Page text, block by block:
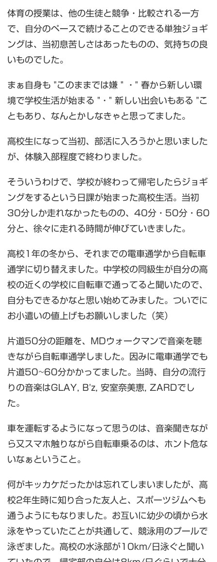
体育の授業は、他の生徒と競争・比較される一方
で、自分のペースで続けることのできる単独ジョギ
ングは、当初息苦しさはあったものの、気持ちの良
いものでした。
まぁ自身も "このままでは嫌 " ・" 春から新しい環
境で学校生活が始まる "・" 新しい出会いもある "こ
ともあり、なんとかしなきゃと思ってました。
高校生になって当初、部活に入ろうかと思いました
が、体験入部程度で終わりました。
そういうわけで、学校が終わって帰宅したらジョギ
ングをするという日課が始まった高校生活。当初
30分しか走れなかったものの、40分・50分・60
分と、徐々に走れる時間が伸びていきました。
高校1年の冬から、それまでの電車通学から自転車
通学に切り替えました。中学校の同級生が自分の高
校の近くの学校に自転車で通ってると聞いたので、
自分もできるかなと思い始めてみました。ついでに
お小遣いの値上げもお願いしました（笑）
片道50分の距離を、MDウォークマンで音楽を聴
きながら自転車通学しました。因みに電車通学でも
片道50~60分かかってました。当時、自分の流行
りの音楽はGLAY, B'z, 安室奈美恵, ZARDでし
た。
車を運転するようになって思うのは、音楽聞きなが
ら又スマホ触りながら自転車乗るのは、ホント危な
いなぁということ。
何がキッカケだったかは忘れてしまいましたが、高
校2年生時に知り合った友人と、スポーツジムへも
通うようにもなりました。お互いに幼少の頃から水
泳をやっていたことが共通して、競泳用のプールで
泳ぎました。高校の水泳部が10km/日泳ぐと聞い